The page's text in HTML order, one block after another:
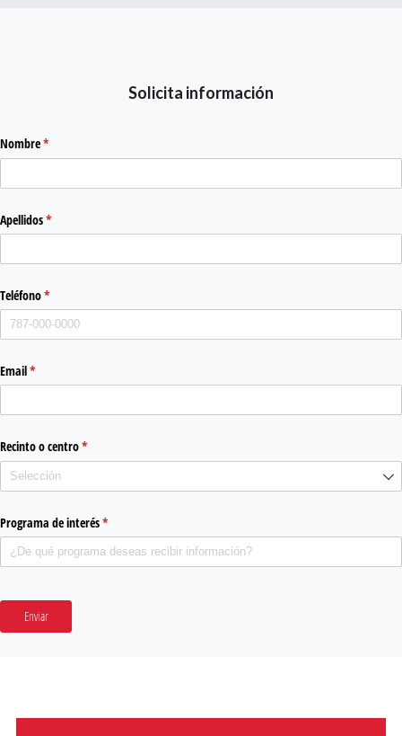
Solicita información
Nombre*
(required)
Apellidos*
(required)
Teléfono*
(required)
Email*
(required)
Recinto o centro*
(required)
Programa de interés*
(required)
Enviar